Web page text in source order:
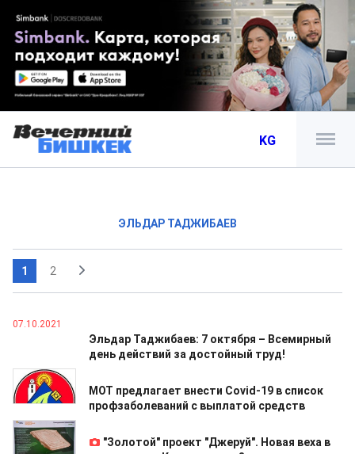
KG
ЭЛЬДАР ТАДЖИБАЕВ
1 2
07.10.2021
Эльдар Таджибаев: 7 октября – Всемирный
день действий за достойный труд!
28.04.2021
МОТ предлагает внести Covid-19 в список
профзаболеваний с выплатой средств
19.03.2021
"Золотой" проект "Джеруй". Новая веха в